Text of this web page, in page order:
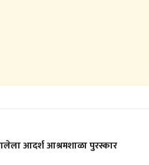
आदर्श आश्रमशाळा पुरस्कार